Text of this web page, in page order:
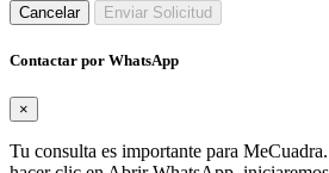
Cancelar Enviar Solicitud
Contactar por WhatsApp
×
Tu consulta es importante para